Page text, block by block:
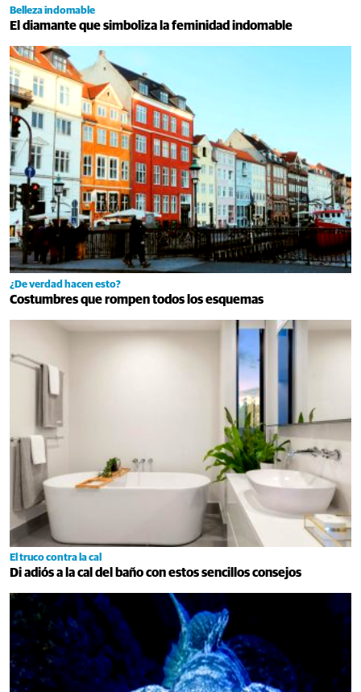
Belleza indomable
El diamante que simboliza la feminidad indomable
¿De verdad hacen esto?
Costumbres que rompen todos los esquemas
El truco contra la cal
Di adiós a la cal del baño con estos sencillos consejos